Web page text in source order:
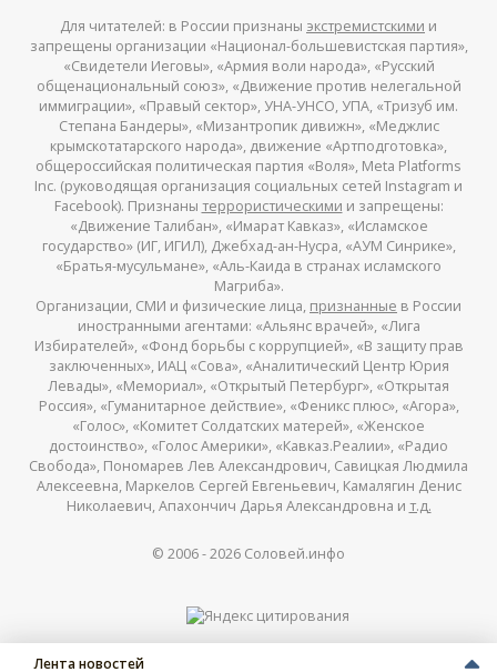
Лента новостей
Для читателей: в России признаны экстремистскими и
запрещены организации «Национал-большевистская партия»,
«Свидетели Иеговы», «Армия воли народа», «Русский
общенациональный союз», «Движение против нелегальной
иммиграции», «Правый сектор», УНА-УНСО, УПА, «Тризуб им.
Степана Бандеры», «Мизантропик дивижн», «Меджлис
крымскотатарского народа», движение «Артподготовка»,
общероссийская политическая партия «Воля», Meta Platforms
Inc. (руководящая организация социальных сетей Instagram и
Facebook). Признаны террористическими и запрещены:
«Движение Талибан», «Имарат Кавказ», «Исламское
государство» (ИГ, ИГИЛ), Джебхад-ан-Нусра, «АУМ Синрике»,
«Братья-мусульмане», «Аль-Каида в странах исламского
Магриба».
Организации, СМИ и физические лица, признанные в России
иностранными агентами: «Альянс врачей», «Лига
Избирателей», «Фонд борьбы с коррупцией», «В защиту прав
заключенных», ИАЦ «Сова», «Аналитический Центр Юрия
Левады», «Мемориал», «Открытый Петербург», «Открытая
Россия», «Гуманитарное действие», «Феникс плюс», «Агора»,
«Голос», «Комитет Солдатских матерей», «Женское
достоинство», «Голос Америки», «Кавказ.Реалии», «Радио
Свобода», Пономарев Лев Александрович, Савицкая Людмила
Алексеевна, Маркелов Сергей Евгеньевич, Камалягин Денис
Николаевич, Апахончич Дарья Александровна и т.д.
© 2006 -2026 Соловей.инфо